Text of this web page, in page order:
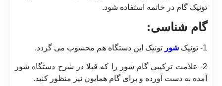
تونیک گام در خاتمه استفاده شود.
گام شناسی:
1- تونیک شور تونیک این دستگاه هم محسوب می گردد.
2- علامت ترکیبی گام شور را که قبلا در شرح دستگاه شور
آمده به دست آورده و برای گام همایون نیز منظور کنید.